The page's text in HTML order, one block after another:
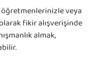
öğretmenlerinizle veya
fikir alışverişinde
almak,